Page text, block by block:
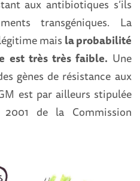
aux antibiotiques s’ils
transgéniques. La
mais la probabilité
est très très faible. Une
gènes de résistance aux
est par ailleurs stipulée
de la Commission